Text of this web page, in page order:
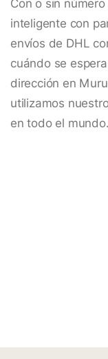
Con o sin
inteligente con
envíos de DHL
cuándo se
dirección en
utilizamos
en todo el mundo.